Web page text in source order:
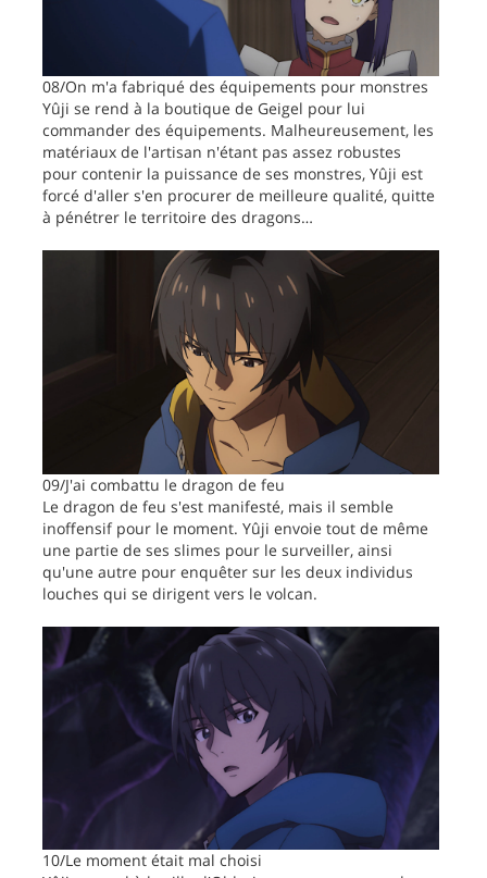
08/On m'a fabriqué des équipements pour monstres
Yûji se rend à la boutique de Geigel pour lui
commander des équipements. Malheureusement, les
matériaux de l'artisan n'étant pas assez robustes
pour contenir la puissance de ses monstres, Yûji est
forcé d'aller s'en procurer de meilleure qualité, quitte
à pénétrer le territoire des dragons…
09/J'ai combattu le dragon de feu
Le dragon de feu s'est manifesté, mais il semble
inoffensif pour le moment. Yûji envoie tout de même
une partie de ses slimes pour le surveiller, ainsi
qu'une autre pour enquêter sur les deux individus
louches qui se dirigent vers le volcan.
10/Le moment était mal choisi